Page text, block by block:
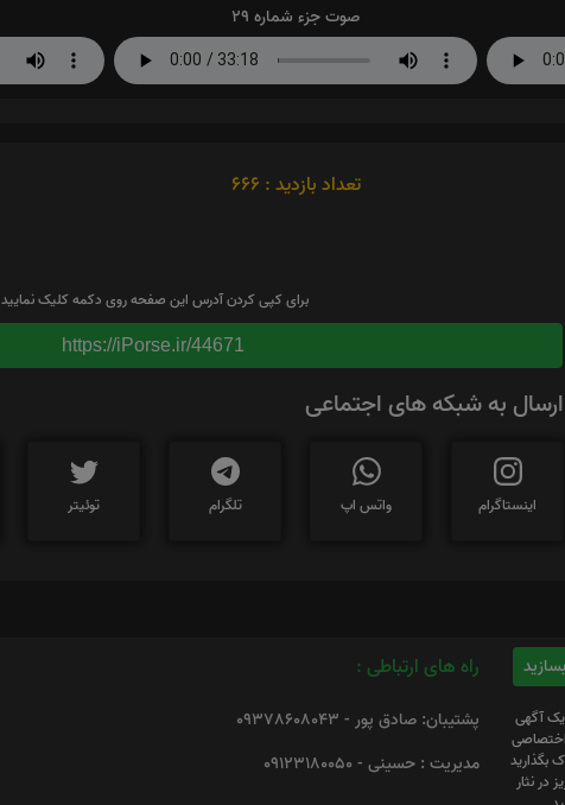
صوت جزء شماره 29
تعداد بازدید : 666
برای کپی کردن آدرس این صفحه روی دکمه کلیک نمایید
https://iPorse.ir/44671
ارسال به شبکه های اجتماعی
اینستاگرام واتس اپ تلگرام توئیتر
یک آگهی
اختصاصی
بگذارید
در نثار
راه های ارتباطی :
پشتیبان: صادق پور - 09378608043
مدیریت : حسینی - 09123180050